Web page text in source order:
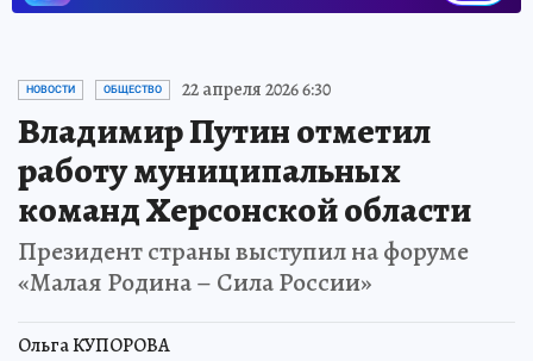
НОВОСТИ ОБЩЕСТВО 22 апреля 2026 6:30
Владимир Путин отметил
работу муниципальных
команд Херсонской области
Президент страны выступил на форуме
«Малая Родина – Сила России»
Ольга КУПОРОВА